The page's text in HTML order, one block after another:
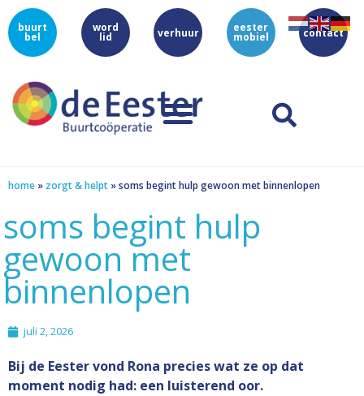
buurt
bel
word
lid verhuur eester
mobiel contact
home » zorgt & helpt »soms begint hulp gewoon met binnenlopen
soms begint hulp
gewoon met
binnenlopen
juli 2, 2026
Bij de Eester vond Rona precies wat ze op dat
moment nodig had: een luisterend oor.